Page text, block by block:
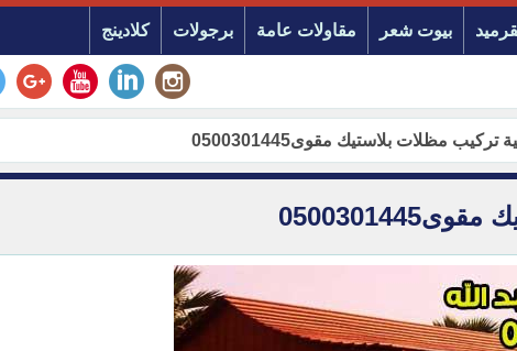
بيوت شعر مقاولات عامة برجولات كلادينج
مظلات بلاستيك مقوى0500301445